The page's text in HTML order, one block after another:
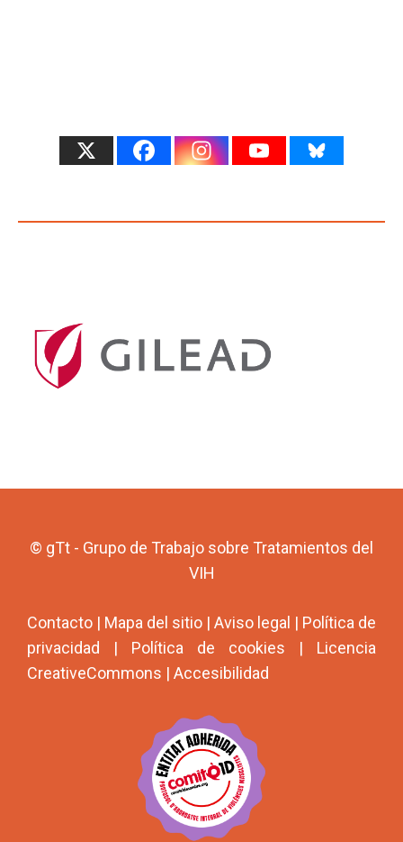
© gTt - Grupo de Trabajo sobre Tratamientos del
VIH
Contacto | Mapa del sitio | Aviso legal | Política de
privacidad | Política de cookies | Licencia
CreativeCommons | Accesibilidad